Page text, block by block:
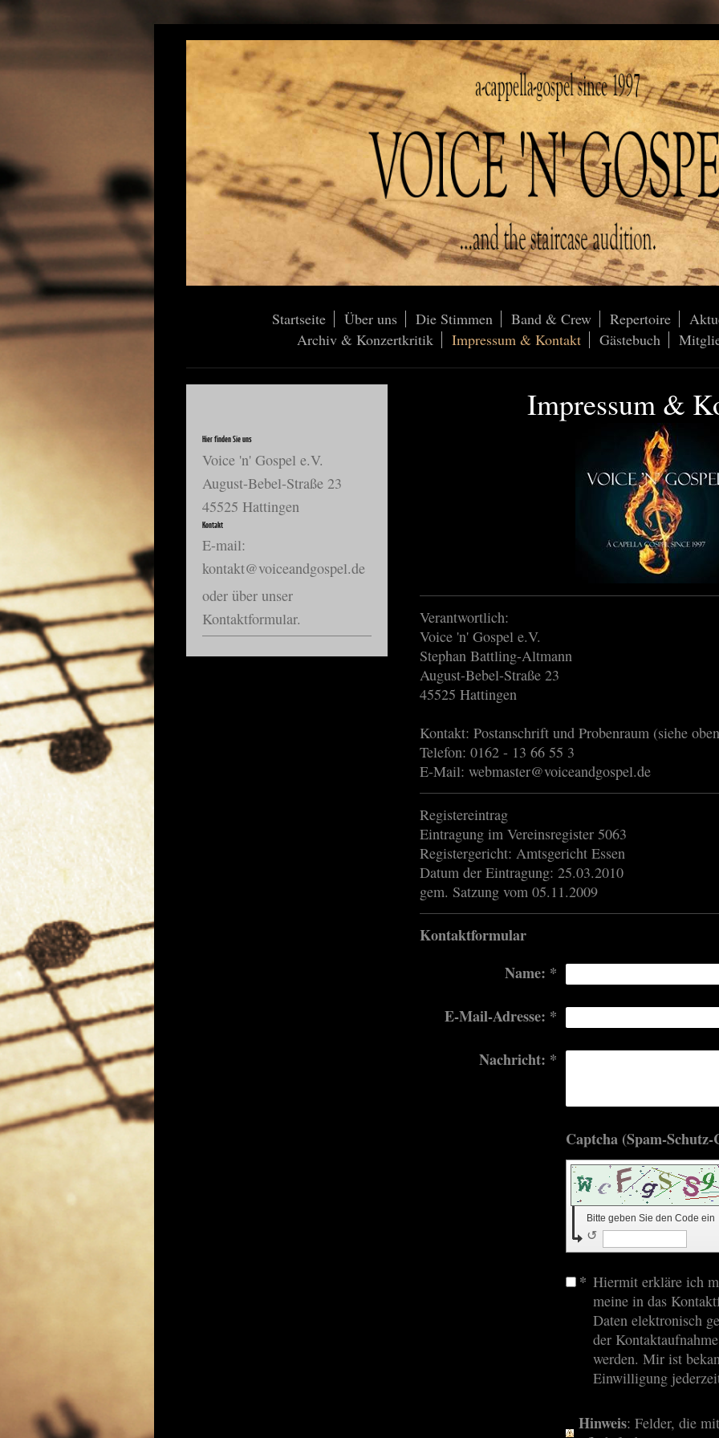
Startseite Über uns Die Stimmen Band & Crew Repertoire
Archiv & Konzertkritik
Impressum & Kontakt Gästebuch
Impressum &
Verantwortlich:
Voice 'n' Gospel e.V.
Stephan Battling-Altmann
August-Bebel-Straße 23
45525 Hattingen
Kontakt: Postanschrift und Probenraum (siehe
Telefon: 0162 - 13 66 55 3
E-Mail: webmaster@voiceandgospel.de
Registereintrag
Eintragung im Vereinsregister 5063
Registergericht: Amtsgericht Essen
Datum der Eintragung: 25.03.2010
gem. Satzung vom 05.11.2009
Kontaktformular
Name: *
E-Mail-Adresse: *
Nachricht: *
Bitte geben Sie den Code ein
↺
* Hiermit erkläre ich
meine in das
Daten elektronisch
der
werden. Mir ist
Einwilligung
Hinweis : Felder, die
Hier finden Sie uns
Voice 'n' Gospel e.V.
August-Bebel-Straße 23
45525 Hattingen
Kontakt
E-mail:
kontakt@voiceandgospel.de
oder über unser
Kontaktformular.